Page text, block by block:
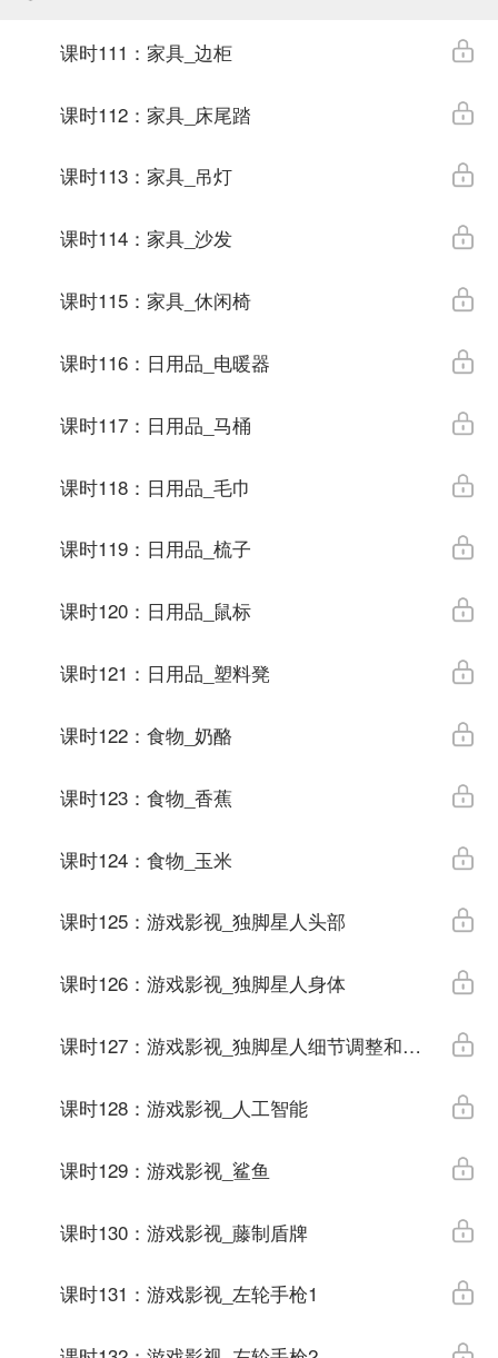
课时111：家具_边柜
课时112：家具_床尾踏
课时113：家具_吊灯
课时114：家具_沙发
课时115：家具_休闲椅
课时116：日用品_电暖器
课时117：日用品_马桶
课时118：日用品_毛巾
课时119：日用品_梳子
课时120：日用品_鼠标
课时121：日用品_塑料凳
课时122：食物_奶酪
课时123：食物_香蕉
课时124：食物_玉米
课时125：游戏影视_独脚星人头部
课时126：游戏影视_独脚星人身体
课时127：游戏影视_独脚星人细节调整和完善
课时128：游戏影视_人工智能
课时129：游戏影视_鲨鱼
课时130：游戏影视_藤制盾牌
课时131：游戏影视_左轮手枪1